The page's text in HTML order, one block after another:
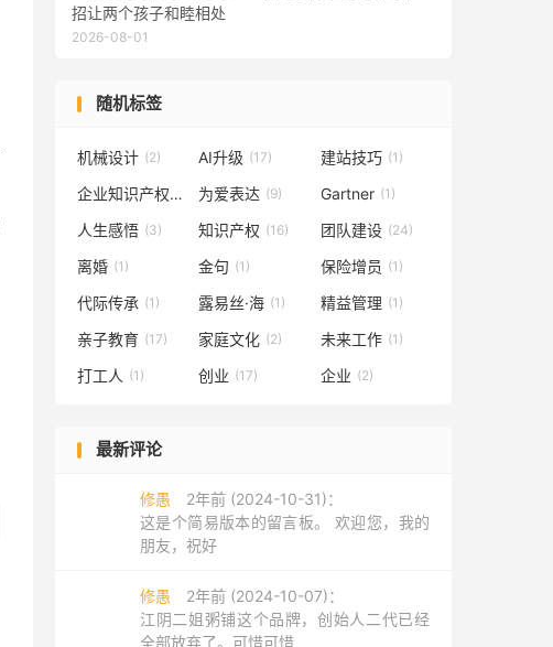
招让两个孩子和睦相处
2026-08-01
随机标签
机械设计 (2) AI升级 (17) 建站技巧 (1)
企业知识产权
(2) 为爱表达 (9) Gartner (1)
人生感悟 (3) 知识产权 (16) 团队建设 (24)
离婚 (1) 金句 (1) 保险增员 (1)
代际传承 (1) 露易丝·海 (1) 精益管理 (1)
亲子教育 (17) 家庭文化 (2) 未来工作 (1)
打工人 (1) 创业 (17) 企业 (2)
最新评论
修愚
2年前 (2024-10-31)：
这是个简易版本的留言板。 欢迎您，我的
朋友，祝好
修愚
2年前 (2024-10-07)：
江阴二姐粥铺这个品牌，创始人二代已经
全部放弃了。可惜可惜